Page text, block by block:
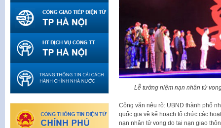
Lễ tưởng niệm nạn nhân tử
Công văn nêu rõ: UBND thành phố
quốc gia về kế hoạch tổ chức các
nạn nhân tử vong do tai nạn giao